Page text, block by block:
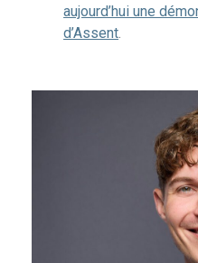
aujourd’hui une
d’Assent.